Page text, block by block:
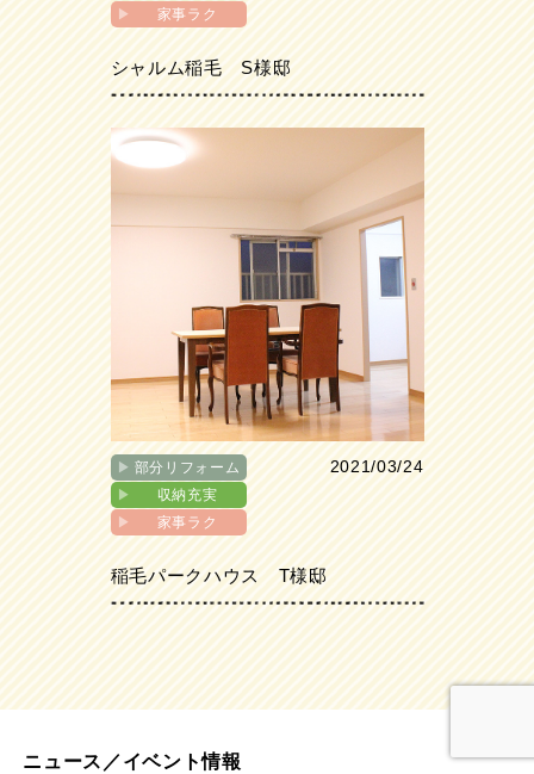
▶︎
家事ラク
シャルム稲毛 S様邸
▶︎ 部分リフォーム
▶︎
収納充実
▶︎
家事ラク
2021/03/24
稲毛パークハウス T様邸
ニュース／イベント情報